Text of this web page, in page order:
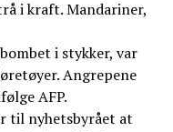
i kraft. Mandariner,
i stykker, var
Angrepene
AFP.
til nyhetsbyrået at